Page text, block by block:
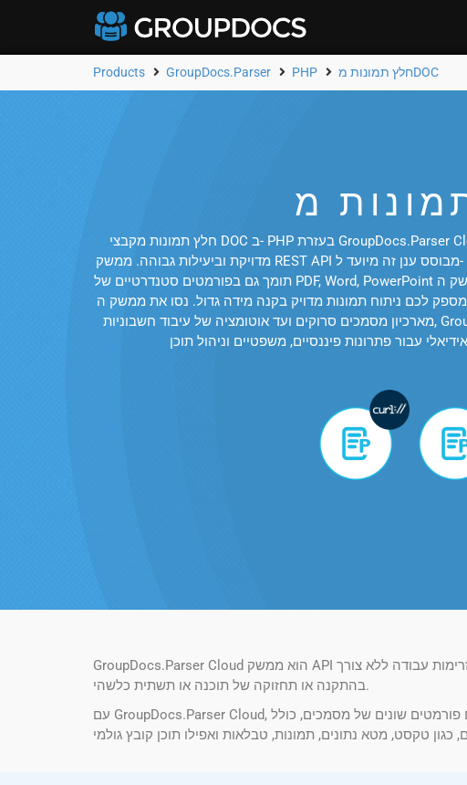
Products GroupDocs.Parser PHP חלץ תמונות מDOC
חלץ תמונות מקבצי DOC ב- PHP בעזרת GroupDocs.Parser Cloud API. ניתוח קבצי DOC ועוד 61, כולל חשבוניות, קבלות וטבלאות פיננסיות, מאפשר לחלץ תמונות מוטמעות בצורה
מדויקת וביעילות גבוהה. ממשק REST API מבוסס ענן זה מיועד ל- PHP ולפלטפורמות מרכזיות אחרות, ומאפשר למפתחים לעבד קבצי DOC ללא התקנת Office או אפליקציות אחרות. הוא
תומך גם בפורמטים סטנדרטיים של PDF, Word, PowerPoint ותמונות. בין אם אתם יוצרים מערכת לניהול מסמכים או מבצעים אוטומציה של זרימות עבודה לחילוץ תוכן, ממשק ה-API שלנו
מספק לכם ניתוח תמונות מדויק בקנה מידה גדול. נסו את ממשק ה-API ביישומי PHP שלכם או נצלו את ממשק ה-DOC המקוון החינמי שלנו לחילוץ תמונות כדי לראות תוצאות באופן מיידי.
מארכיון מסמכים סרוקים ועד אוטומציה של עיבוד חשבוניות, GroupDocs.Parser Cloud מבטיח חילוץ תמונות אמין ומהיר. מפתחים יכולים לשלב אותו בצורה חלקה בזרימות עבודה עם
GroupDocs.Parser Cloud הוא ממשק API לניתוח מסמכים ומיצוי נתונים מבוסס ענן. זה מאפשר למפתחים לשלב יכולות עיבוד מסמכים באפליקציות שלהם או זרימות עבודה ללא צורך
בהתקנה או תחזוקה של תוכנה או תשתית כלשהי.
עם GroupDocs.Parser Cloud, אתה יכול לעבוד עם פורמטים שונים של מסמכים, כולל PDF, Microsoft Word, Excel, PowerPoint ועוד. ה-API מספק מגוון רחב של תכונות לחלץ נתונים